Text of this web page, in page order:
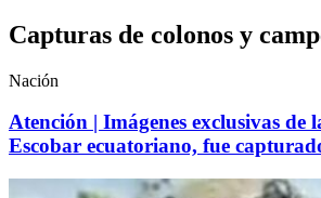
Capturas de colonos y
Nación
Atención | Imágenes exclusivas de
Escobar ecuatoriano, fue